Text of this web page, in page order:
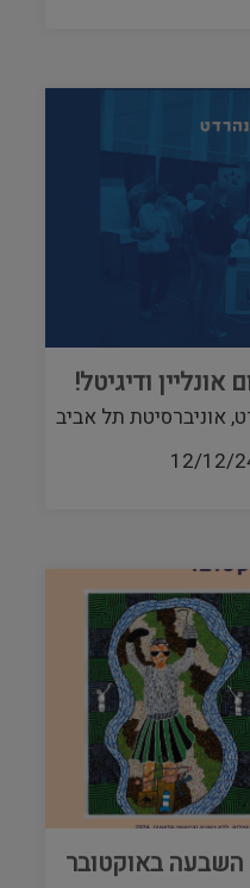
ודיגיטל!
אוניברסיטת תל אביב
12/12/
השבעה באוקטובר